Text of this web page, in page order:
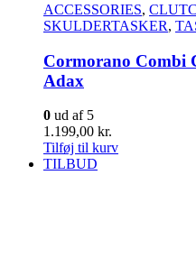
ACCESSORIES,
SKULDERTASKER,
Cormorano Combi
Adax
0 ud af 5
1.199,00 kr.
Tilføj til kurv
TILBUD